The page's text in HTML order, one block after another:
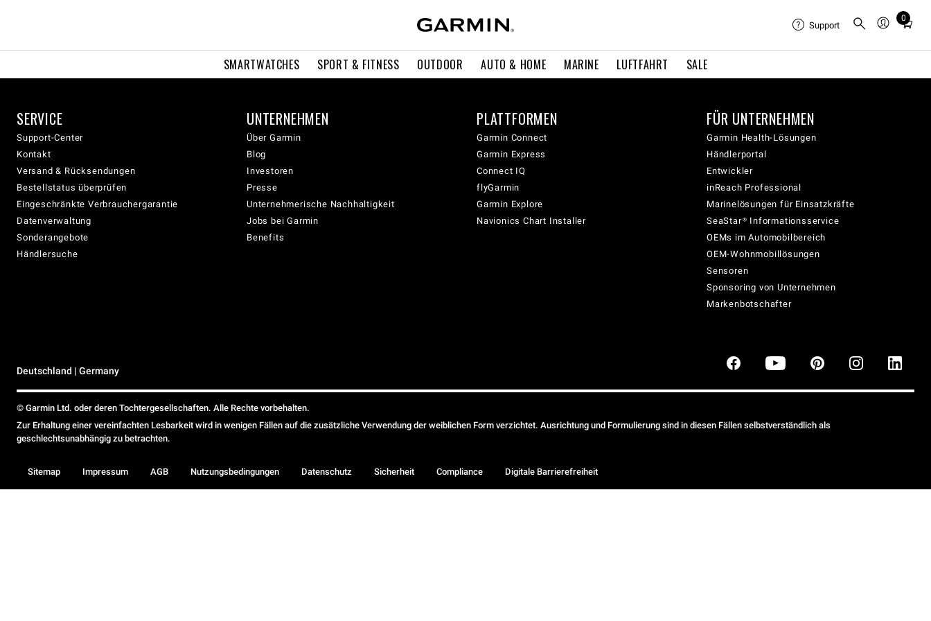
SMARTWATCHES SPORT & FITNESS OUTDOOR AUTO & HOME MARINE LUFTFAHRT SALE
Support
0
Total
cart:
SERVICE
Support-Center
Kontakt
Versand & Rücksendungen
Bestellstatus überprüfen
Eingeschränkte Verbrauchergarantie
Datenverwaltung
Sonderangebote
Händlersuche
UNTERNEHMEN
Über Garmin
Blog
Investoren
Presse
Unternehmerische Nachhaltigkeit
Jobs bei Garmin
Benefits
PLATTFORMEN
Garmin Connect
Garmin Express
Connect IQ
flyGarmin
Garmin Explore
Navionics Chart Installer
FÜR UNTERNEHMEN
Garmin Health-Lösungen
Händlerportal
Entwickler
inReach Professional
Marinelösungen für Einsatzkräfte
SeaStar® Informationsservice
OEMs im Automobilbereich
OEM-Wohnmobillösungen
Sensoren
Sponsoring von Unternehmen
Markenbotschafter
Deutschland | Germany
© Garmin Ltd. oder deren Tochtergesellschaften. Alle Rechte vorbehalten.
Zur Erhaltung einer vereinfachten Lesbarkeit wird in wenigen Fällen auf die zusätzliche Verwendung der weiblichen Form verzichtet. Ausrichtung und Formulierung sind in diesen Fällen selbstverständlich als
geschlechtsunabhängig zu betrachten.
Sitemap Impressum AGB Nutzungsbedingungen Datenschutz Sicherheit Compliance Digitale Barrierefreiheit